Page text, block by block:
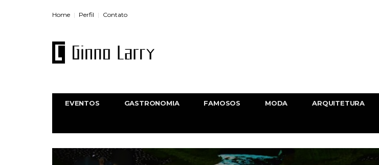
Home Perfil Contato
EVENTOS GASTRONOMIA FAMOSOS MODA ARQUITETURA